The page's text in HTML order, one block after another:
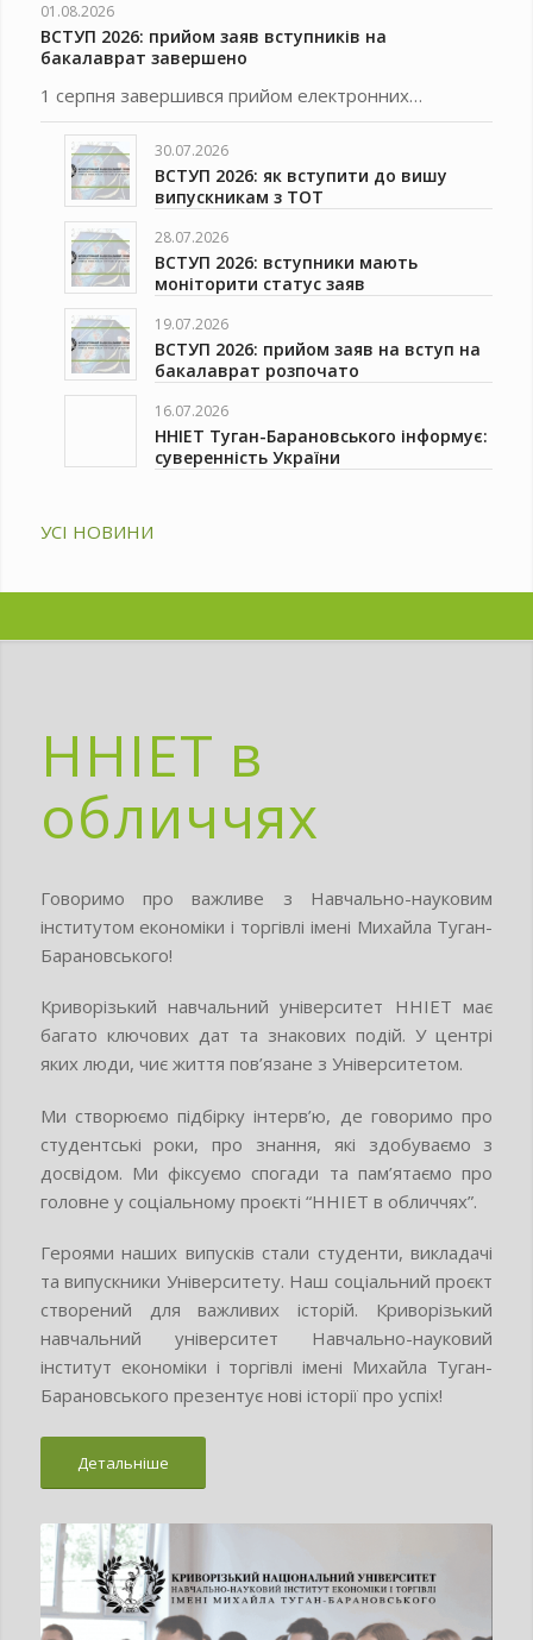
01.08.2026
ВСТУП 2026: прийом заяв вступників на
бакалаврат завершено
1 серпня завершився прийом електронних…
30.07.2026
ВСТУП 2026: як вступити до вишу
випускникам з ТОТ
28.07.2026
ВСТУП 2026: вступники мають
моніторити статус заяв
19.07.2026
ВСТУП 2026: прийом заяв на вступ на
бакалаврат розпочато
16.07.2026
ННІЕТ Туган-Барановського інформує:
суверенність України
УСІ НОВИНИ
ННІЕТ в
обличчях
Говоримо про важливе з Навчально-науковим
інститутом економіки і торгівлі імені Михайла Туган-
Барановського!
Криворізький навчальний університет ННІЕТ має
багато ключових дат та знакових подій. У центрі
яких люди, чиє життя пов’язане з Університетом.
Ми створюємо підбірку інтерв’ю, де говоримо про
студентські роки, про знання, які здобуваємо з
досвідом. Ми фіксуємо спогади та пам’ятаємо про
головне у соціальному проєкті “ННІЕТ в обличчях”.
Героями наших випусків стали студенти, викладачі
та випускники Університету. Наш соціальний проєкт
створений для важливих історій. Криворізький
навчальний університет Навчально-науковий
інститут економіки і торгівлі імені Михайла Туган-
Барановського презентує нові історії про успіх!
Детальніше